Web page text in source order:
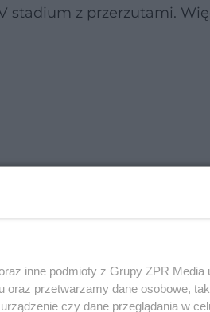
stadium z przerzutami.
inne podmioty z Grupy ZPR
oraz przetwarzamy dane osobowe,
czy dane przeglądania w